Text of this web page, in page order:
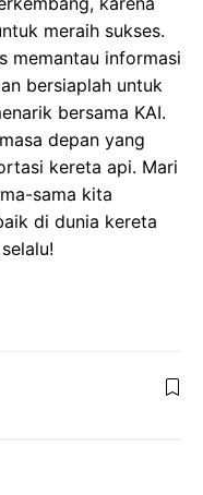
meraih sukses.
memantau informasi
bersiaplah untuk
bersama KAI.
depan yang
kereta api. Mari
sama kita
di dunia kereta